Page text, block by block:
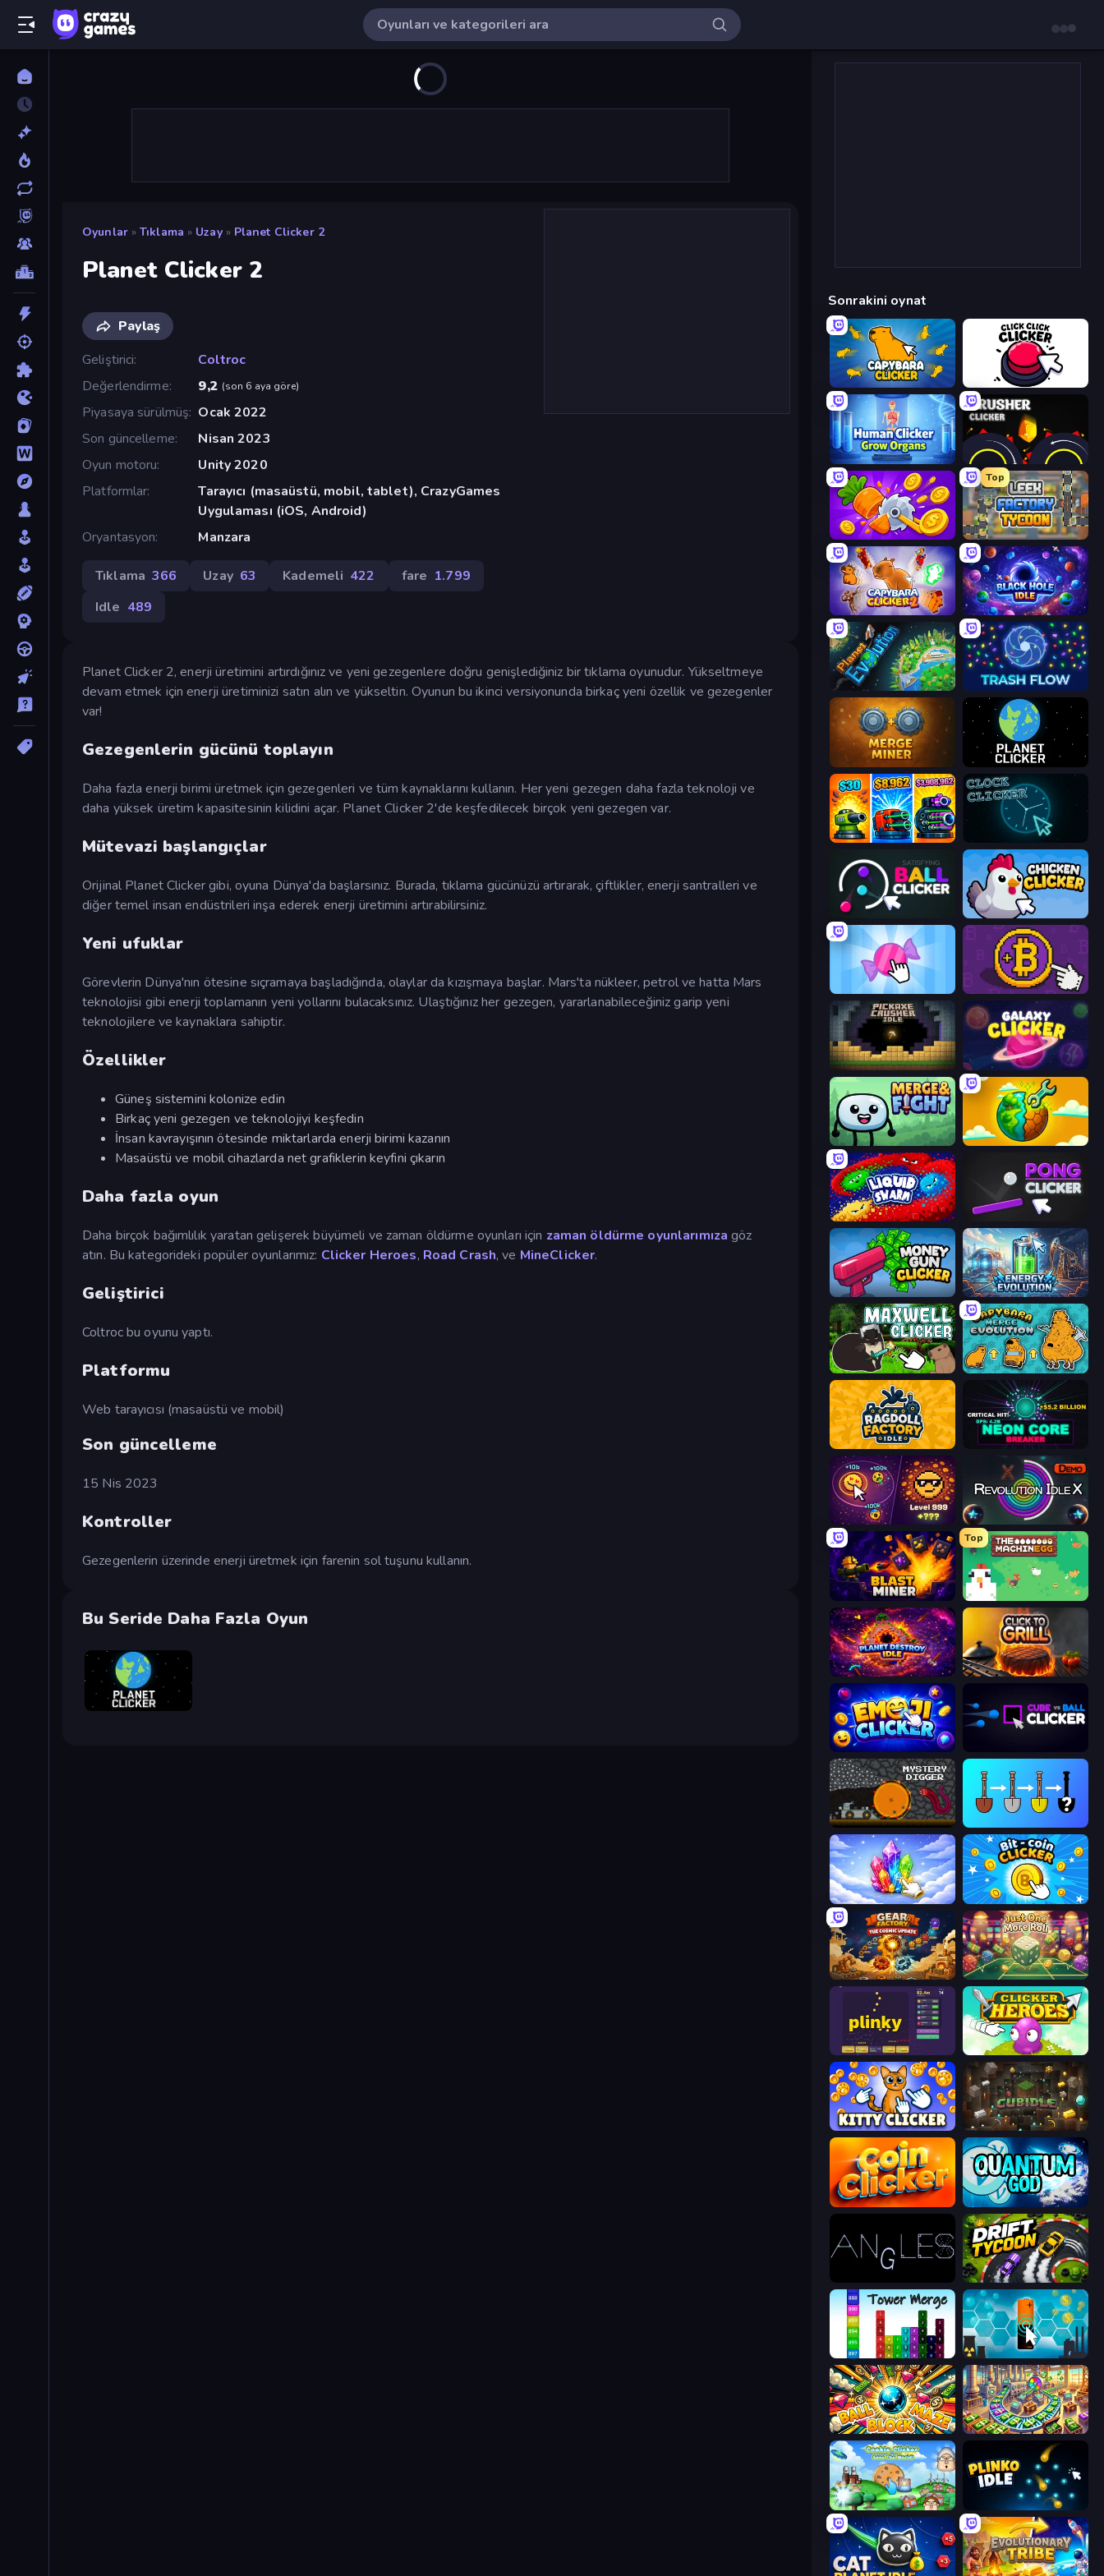
Oyunlar » Tıklama » Uzay » Planet Clicker 2
Planet Clicker 2
Paylaş
Geliştirici
Coltroc
Değerlendirme
9,2 (son 6 aya göre)
Piyasaya sürülmüş Ocak 2022
Son güncelleme
Nisan 2023
Oyun motoru
Unity 2020
Platformlar
Tarayıcı (masaüstü, mobil, tablet), CrazyGames
Uygulaması (iOS, Android)
Oryantasyon
Manzara
Tıklama 366 Uzay 63 Kademeli 422 fare 1.799
Idle 489
Planet Clicker 2, enerji üretimini artırdığınız ve yeni gezegenlere doğru genişlediğiniz bir tıklama oyunudur. Yükseltmeye
devam etmek için enerji üretiminizi satın alın ve yükseltin. Oyunun bu ikinci versiyonunda birkaç yeni özellik ve gezegenler
var!
Gezegenlerin gücünü toplayın
Daha fazla enerji birimi üretmek için gezegenleri ve tüm kaynaklarını kullanın. Her yeni gezegen daha fazla teknoloji ve
daha yüksek üretim kapasitesinin kilidini açar. Planet Clicker 2'de keşfedilecek birçok yeni gezegen var.
Mütevazi başlangıçlar
Orijinal Planet Clicker gibi, oyuna Dünya'da başlarsınız. Burada, tıklama gücünüzü artırarak, çiftlikler, enerji santralleri ve
diğer temel insan endüstrileri inşa ederek enerji üretimini artırabilirsiniz.
Yeni ufuklar
Görevlerin Dünya'nın ötesine sıçramaya başladığında, olaylar da kızışmaya başlar. Mars'ta nükleer, petrol ve hatta Mars
teknolojisi gibi enerji toplamanın yeni yollarını bulacaksınız. Ulaştığınız her gezegen, yararlanabileceğiniz garip yeni
teknolojilere ve kaynaklara sahiptir.
Özellikler
Güneş sistemini kolonize edin
Birkaç yeni gezegen ve teknolojiyi keşfedin
İnsan kavrayışının ötesinde miktarlarda enerji birimi kazanın
Masaüstü ve mobil cihazlarda net grafiklerin keyfini çıkarın
Daha fazla oyun
Daha birçok bağımlılık yaratan gelişerek büyümeli ve zaman öldürme oyunları için zaman öldürme oyunlarımıza göz
atın. Bu kategorideki popüler oyunlarımız: Clicker Heroes, Road Crash, ve MineClicker.
Geliştirici
Coltroc bu oyunu yaptı.
Platformu
Web tarayıcısı (masaüstü ve mobil)
Son güncelleme
15 Nis 2023
Kontroller
Gezegenlerin üzerinde enerji üretmek için farenin sol tuşunu kullanın.
Bu Seride Daha Fazla Oyun
Planet Clicker
Sonrakini oynat
Capybara Clicker Click Click Clicker
Human Clicker: Grow Organs Crusher Clicker
Farm Ring Idle
Top
Leek Factory Tycoon
Capybara Clicker 2 Black Hole Idle
Planet Evolution: Idle Clicker Trash Flow
Merge Miner Planet Clicker
Pumpkin Defense: Merge Cannon Clock Clicker
Satisfying Ball Clicker Chicken Clicker
Candy Clicker 2 Money Maker
Pickaxe Crusher Idle Galaxy Clicker
Merge & Fight Land Explorers: Merge & Build
Liquid Swarm Pong Clicker
Money Gun Clicker Energy Evolution
Maxwell Clicker Capybara Merge Evolution
Ragdoll Factory Idle Neon Core Breaker
Dominate All Shapes Revolution Idle X
Blast Miner
Top
The MachinEGG
Planet Destroy Idle Click To Grill
Emoji Clickers
Mystery Digger
Crystalia Idle Clicker Bit-coin Clicker
Gear Factory Just One More Roll
Plinky Clicker Heroes
Kitty Clicker Cubidle
Coin Clicker Quantum God
Drift Tycoon
Tower Merge Battery Clicker
Ball Block Maze Money Factory: Tycoon Idle Game
Cookie Clicker Save the World Plinko Idle